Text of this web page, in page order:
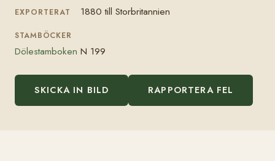
EXPORTERAT 1880 till Storbritannien
STAMBÖCKER
Dölestamboken N 199
SKICKA IN BILD RAPPORTERA FEL